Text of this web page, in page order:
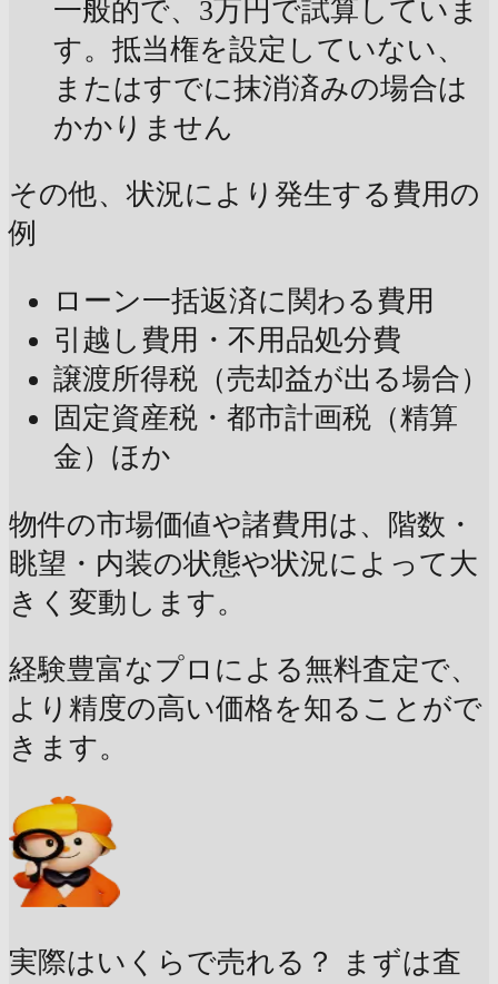
一般的で、3万円で試算していま
す。抵当権を設定していない、
またはすでに抹消済みの場合は
かかりません
その他、状況により発生する費用の
例
ローン一括返済に関わる費用
引越し費用・不用品処分費
譲渡所得税（売却益が出る場合）
固定資産税・都市計画税（精算
金）ほか
物件の市場価値や諸費用は、階数・
眺望・内装の状態や状況によって大
きく変動します。
経験豊富なプロによる無料査定で、
より精度の高い価格を知ることがで
きます。
実際はいくらで売れる？
まずは査